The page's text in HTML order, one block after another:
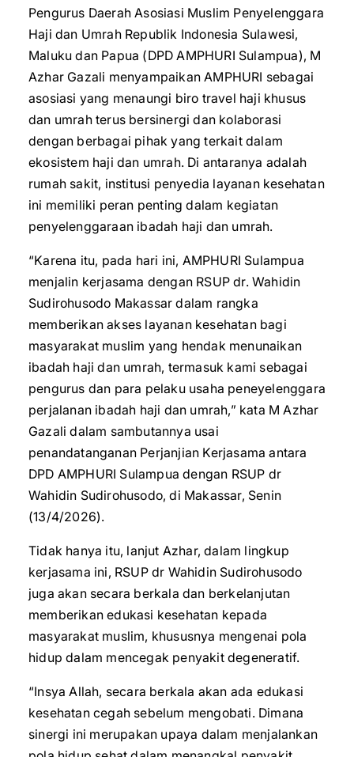
Pengurus Daerah Asosiasi Muslim Penyelenggara
Haji dan Umrah Republik Indonesia Sulawesi,
Maluku dan Papua (DPD AMPHURI Sulampua), M
Azhar Gazali menyampaikan AMPHURI sebagai
asosiasi yang menaungi biro travel haji khusus
dan umrah terus bersinergi dan kolaborasi
dengan berbagai pihak yang terkait dalam
ekosistem haji dan umrah. Di antaranya adalah
rumah sakit, institusi penyedia layanan kesehatan
ini memiliki peran penting dalam kegiatan
penyelenggaraan ibadah haji dan umrah.
“Karena itu, pada hari ini, AMPHURI Sulampua
menjalin kerjasama dengan RSUP dr. Wahidin
Sudirohusodo Makassar dalam rangka
memberikan akses layanan kesehatan bagi
masyarakat muslim yang hendak menunaikan
ibadah haji dan umrah, termasuk kami sebagai
pengurus dan para pelaku usaha peneyelenggara
perjalanan ibadah haji dan umrah,” kata M Azhar
Gazali dalam sambutannya usai
penandatanganan Perjanjian Kerjasama antara
DPD AMPHURI Sulampua dengan RSUP dr
Wahidin Sudirohusodo, di Makassar, Senin
(13/4/2026).
Tidak hanya itu, lanjut Azhar, dalam lingkup
kerjasama ini, RSUP dr Wahidin Sudirohusodo
juga akan secara berkala dan berkelanjutan
memberikan edukasi kesehatan kepada
masyarakat muslim, khususnya mengenai pola
hidup dalam mencegak penyakit degeneratif.
“Insya Allah, secara berkala akan ada edukasi
kesehatan cegah sebelum mengobati. Dimana
sinergi ini merupakan upaya dalam menjalankan